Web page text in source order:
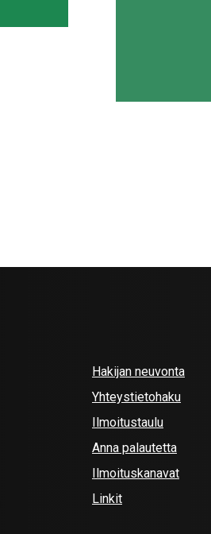
Hakijan neuvonta
Yhteystietohaku
Ilmoitustaulu
Anna palautetta
Ilmoituskanavat
Linkit